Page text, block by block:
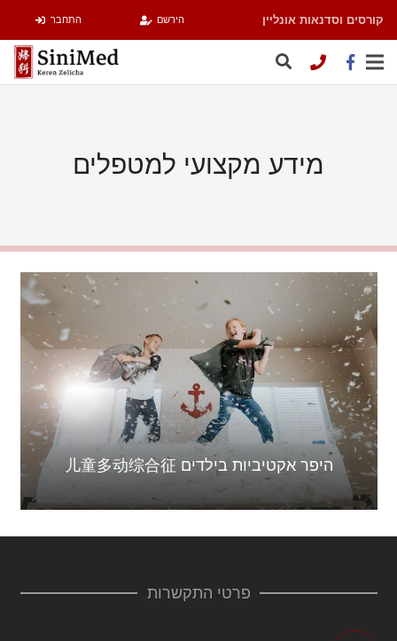
קורסים וסדנאות אונליין הירשם התחבר
מידע מקצועי למטפלים
היפר אקטיביות בילדים 儿童多动综合征
פרטי התקשרות